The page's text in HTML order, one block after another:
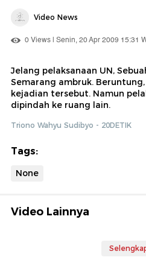
Video News
0 Views | Senin, 20 Apr 2009 15:31
Jelang pelaksanaan UN,
Semarang ambruk.
kejadian tersebut. Namun
dipindah ke ruang lain.
Triono Wahyu Sudibyo - 20DETIK
Tags:
None
Video Lainnya